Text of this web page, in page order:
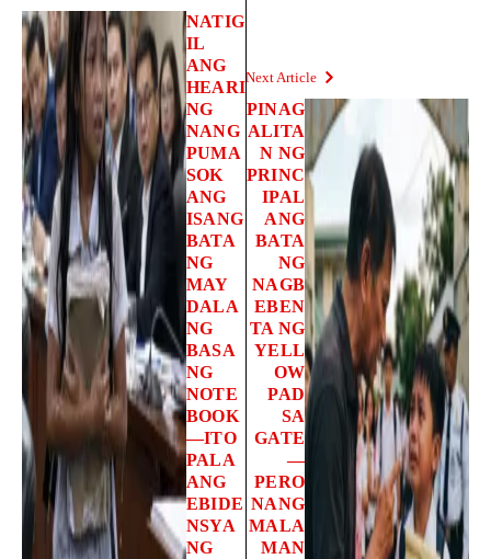
NATIG
IL
ANG
HEARI
NG
NANG
PUMA
SOK
ANG
ISANG
BATA
NG
MAY
DALA
NG
BASA
NG
NOTE
BOOK
—ITO
PALA
ANG
EBIDE
NSYA
NG
Next Article
PINAG
ALITA
N NG
PRINC
IPAL
ANG
BATA
NG
NAGB
EBEN
TA NG
YELL
OW
PAD
SA
GATE
—
PERO
NANG
MALA
MAN